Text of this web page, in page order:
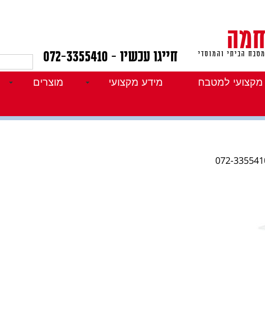
מקצועי למטבח מידע מקצועי
מוצרים
חייגו עכשיו - 072-3355410 הביתי והמוסדי